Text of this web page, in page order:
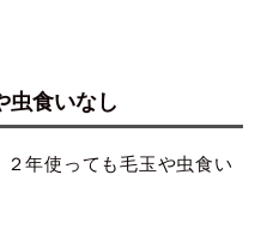
食いなし
年使っても毛玉や虫食い